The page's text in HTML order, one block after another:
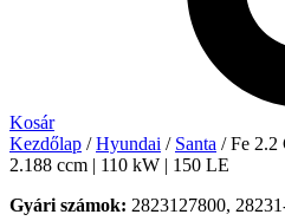
Kosár
Kezdőlap /Hyundai / Santa / Fe 2.2
2.188 ccm | 110 kW | 150 LE
Gyári számok: 2823127800,